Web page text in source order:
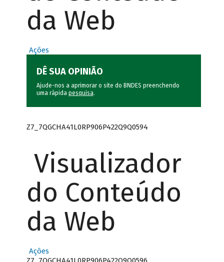
da Web
Ações
DÊ SUA OPINIÃO
Ajude-nos a aprimorar o site do BNDES preenchendo
uma rápida pesquisa.
Z7_7QGCHA41L0RP906P422Q9Q0594
Visualizador
do Conteúdo
da Web
Ações